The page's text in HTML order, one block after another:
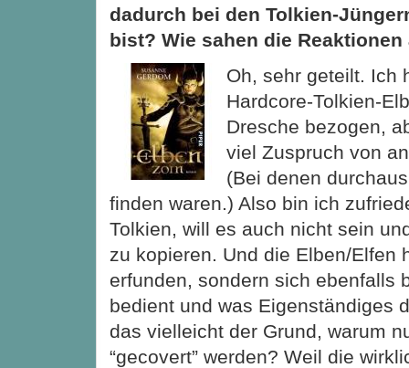
dadurch bei den Tolkien-
bist? Wie sahen die Reaktionen
Oh, sehr geteilt. Ich
Hardcore-Tolkien-
Dresche bezogen,
viel Zuspruch von
(Bei denen
finden waren.) Also bin ich
Tolkien, will es auch nicht sein
zu kopieren. Und die Elben/Elfen
erfunden, sondern sich ebenfalls
bedient und was Eigenständiges
das vielleicht der Grund, warum
“gecovert” werden? Weil die